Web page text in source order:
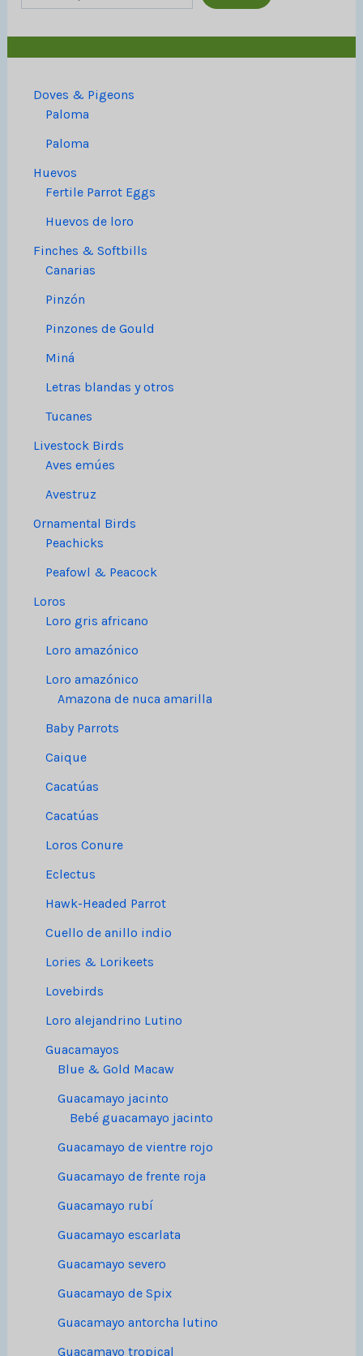
Doves & Pigeons
Paloma
Paloma
Huevos
Fertile Parrot Eggs
Huevos de loro
Finches & Softbills
Canarias
Pinzón
Pinzones de Gould
Miná
Letras blandas y otros
Tucanes
Livestock Birds
Aves emúes
Avestruz
Ornamental Birds
Peachicks
Peafowl & Peacock
Loros
Loro gris africano
Loro amazónico
Loro amazónico
Amazona de nuca amarilla
Baby Parrots
Caique
Cacatúas
Cacatúas
Loros Conure
Eclectus
Hawk-Headed Parrot
Cuello de anillo indio
Lories & Lorikeets
Lovebirds
Loro alejandrino Lutino
Guacamayos
Blue & Gold Macaw
Guacamayo jacinto
Bebé guacamayo jacinto
Guacamayo de vientre rojo
Guacamayo de frente roja
Guacamayo rubí
Guacamayo escarlata
Guacamayo severo
Guacamayo de Spix
Guacamayo antorcha lutino
Guacamayo tropical